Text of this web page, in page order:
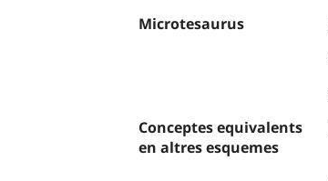
Microtesaurus
Conceptes equivalents
en altres esquemes